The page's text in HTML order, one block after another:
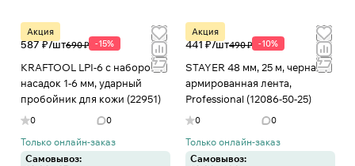
Акция
587 ₽/шт690 ₽ -15%
KRAFTOOL LPI-6 с набором
насадок 1-6 мм, ударный
пробойник для кожи (22951)
0 0
Только онлайн-заказ
Самовывоз:
Акция
441 ₽/шт490 ₽ -10%
STAYER 48 мм, 25 м, черная,
армированная лента,
Professional (12086-50-25)
0 0
Только онлайн-заказ
Самовывоз: